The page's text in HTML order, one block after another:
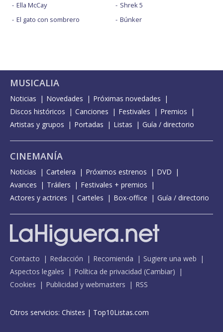
Ella McCay
El gato con sombrero
Shrek 5
Búnker
MUSICALIA
Noticias Novedades
Próximas novedades
Discos históricos
Canciones Festivales
Premios
Artistas y grupos
Portadas Listas Guía / directorio
CINEMANÍA
Noticias Cartelera Próximos estrenos
DVD
Avances
Tráilers
Festivales + premios
Actores y actrices
Carteles Box-office Guía / directorio
Contacto Redacción Recomienda
Sugiere una web
Aspectos legales
Política de privacidad (Cambiar)
Cookies
Publicidad y webmasters RSS
Otros servicios: Chistes | Top10Listas.com